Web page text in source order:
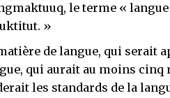
le terme «
»
de langue, qui serait
qui aurait au moins cinq
les standards de la